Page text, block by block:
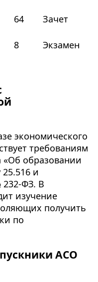
64 Зачет
8
Экзамен
экономического
требованиям
«Об образовании
и
ФЗ. В
изучение
получить
по
АСО